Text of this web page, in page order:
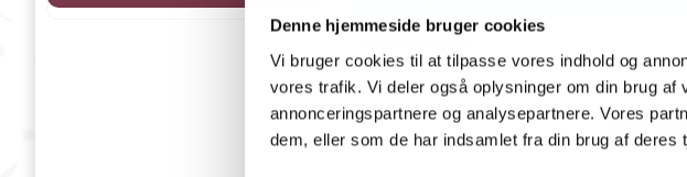
Denne hjemmeside bruger cookies
Vi bruger cookies til at tilpasse vores indhold og
vores trafik. Vi deler også oplysninger om din brug
annonceringspartnere og analysepartnere. Vores
dem, eller som de har indsamlet fra din brug af deres
stk. - +